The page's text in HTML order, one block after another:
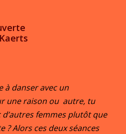
à danser avec un
une raison ou autre, tu
femmes plutôt que
? Alors ces deux séances